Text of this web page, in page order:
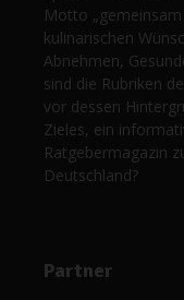
Motto
kulinarischen
Abnehmen,
sind die Rubriken
vor dessen
Zieles, ein
Ratgebermagazin
Deutschland?
Partner